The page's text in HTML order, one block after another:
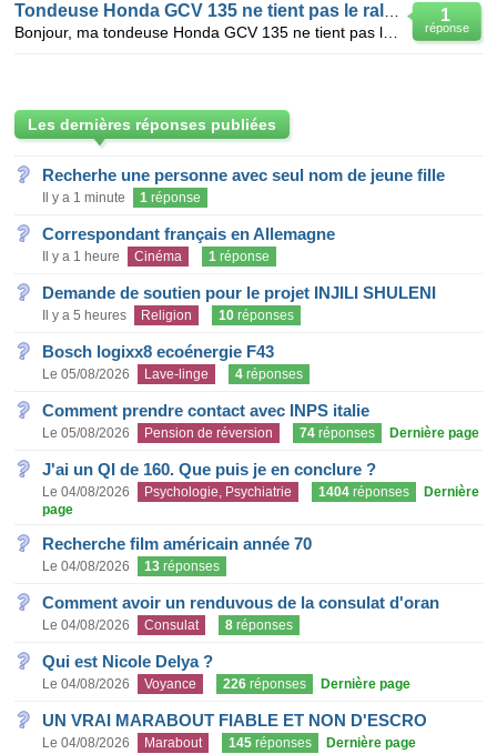
1
réponse
Les dernières réponses publiées
Recherhe une personne avec seul nom de jeune fille
Il y a 1 minute 1 réponse
Correspondant français en Allemagne
Il y a 1 heure Cinéma 1 réponse
Demande de soutien pour le projet INJILI SHULENI
Il y a 5 heures Religion 10 réponses
Bosch logixx8 ecoénergie F43
Le 05/08/2026 Lave-linge 4 réponses
Comment prendre contact avec INPS italie
Le 05/08/2026 Pension de réversion 74 réponses Dernière page
J'ai un QI de 160. Que puis je en conclure ?
Le 04/08/2026 Psychologie, Psychiatrie 1404 réponses
Dernière
page
Recherche film américain année 70
Le 04/08/2026 13 réponses
Comment avoir un renduvous de la consulat d'oran
Le 04/08/2026 Consulat 8 réponses
Qui est Nicole Delya ?
Le 04/08/2026 Voyance 226 réponses Dernière page
UN VRAI MARABOUT FIABLE ET NON D'ESCRO
Le 04/08/2026 Marabout 145 réponses Dernière page